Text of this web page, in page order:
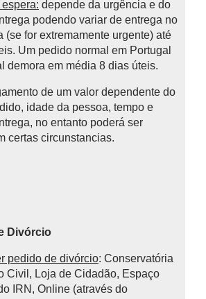
depende da urgência e do
podendo variar de entrega no
(se for extremamente urgente) até
Um pedido normal em Portugal
demora em média 8 dias úteis.
de um valor dependente do
idade da pessoa, tempo e
no entanto poderá ser
certas circunstancias.
Divórcio
pedido de divórcio: Conservatória
Civil, Loja de Cidadão, Espaço
IRN, Online (através do